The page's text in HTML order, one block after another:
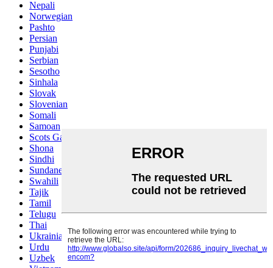
Nepali
Norwegian
Pashto
Persian
Punjabi
Serbian
Sesotho
Sinhala
Slovak
Slovenian
Somali
Samoan
Scots Gaelic
Shona
Sindhi
Sundanese
Swahili
Tajik
Tamil
Telugu
Thai
Ukrainian
Urdu
Uzbek